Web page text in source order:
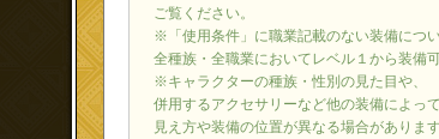
ご覧ください。
※「使用条件」に職業記載のない装備につ
全種族・全職業においてレベル１から装備可
※キャラクターの種族・性別の見た目や、
併用するアクセサリーなど他の装備によって
見え方や装備の位置が異なる場合があります